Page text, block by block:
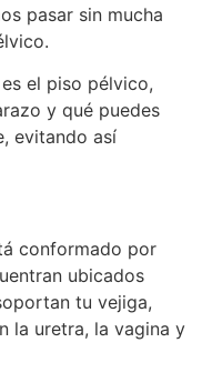
pasar sin mucha
el piso pélvico,
y qué puedes
evitando así
conformado por
ubicados
tu vejiga,
la uretra, la vagina y